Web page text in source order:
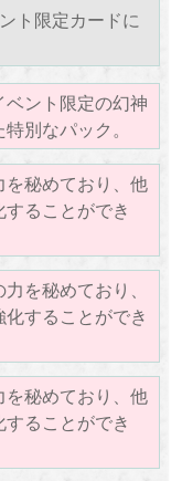
ト限定カードに
ベント限定の幻神
別なパック。
を秘めており、他
ることができ
を秘めており、
することができ
を秘めており、他
ることができ